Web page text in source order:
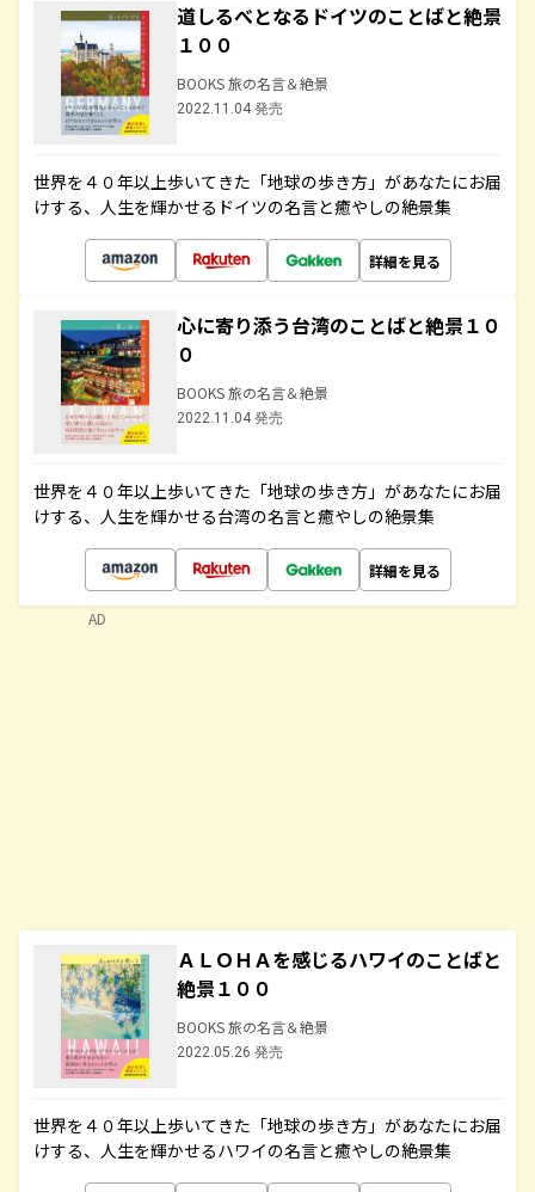
道しるべとなるドイツのことばと絶景
１００
BOOKS 旅の名言＆絶景
2022.11.04 発売
世界を４０年以上歩いてきた「地球の歩き方」があなたにお届
けする、人生を輝かせるドイツの名言と癒やしの絶景集
詳細を見る
心に寄り添う台湾のことばと絶景１０
０
BOOKS 旅の名言＆絶景
2022.11.04 発売
世界を４０年以上歩いてきた「地球の歩き方」があなたにお届
けする、人生を輝かせる台湾の名言と癒やしの絶景集
詳細を見る
ＡＬＯＨＡを感じるハワイのことばと
絶景１００
BOOKS 旅の名言＆絶景
2022.05.26 発売
世界を４０年以上歩いてきた「地球の歩き方」があなたにお届
けする、人生を輝かせるハワイの名言と癒やしの絶景集
AD